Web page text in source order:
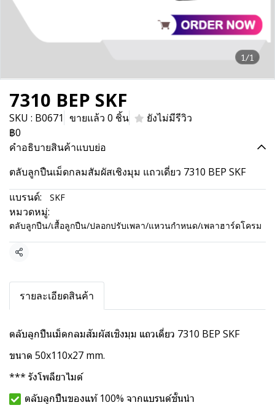
1/1
7310 BEP SKF
SKU : B0671 ขายแล้ว 0 ชิ้น
ยังไม่มีรีวิว
฿0
คำอธิบายสินค้าแบบย่อ
ตลับลูกปืนเม็ดกลมสัมผัสเชิงมุม แถวเดี่ยว 7310 BEP SKF
แบรนด์:
SKF
หมวดหมู่:
ตลับลูกปืน/เสื้อลูกปืน/ปลอกปรับเพลา/แหวนกำหนด/เพลาฮาร์ดโครม
แชร์
รายละเอียดสินค้า
ตลับลูกปืนเม็ดกลมสัมผัสเชิงมุม แถวเดี่ยว 7310 BEP SKF
ขนาด 50x110x27 mm.
*** รังโพลียาไมด์
ตลับลูกปืนของแท้ 100% จากแบรนด์ชั้นนำ